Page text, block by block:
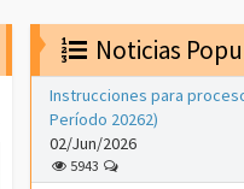
Noticias
Instrucciones para
Período 20262)
02/Jun/2026
5943